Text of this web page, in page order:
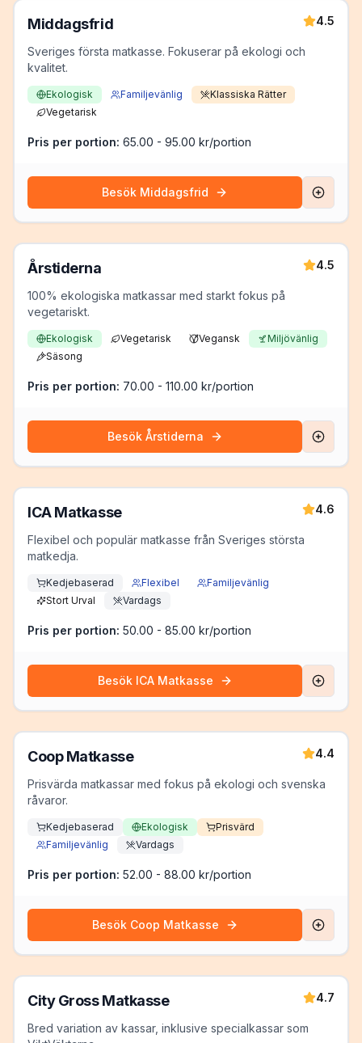
Middagsfrid 4.5
Sveriges första matkasse. Fokuserar på ekologi och
kvalitet.
Ekologisk Familjevänlig
Klassiska Rätter
Vegetarisk
Pris per portion: 65.00 - 95.00 kr/portion
Besök Middagsfrid
Årstiderna 4.5
100% ekologiska matkassar med starkt fokus på
vegetariskt.
Ekologisk Vegetarisk Vegansk
Miljövänlig
Säsong
Pris per portion: 70.00 - 110.00 kr/portion
Besök Årstiderna
ICA Matkasse 4.6
Flexibel och populär matkasse från Sveriges största
matkedja.
Kedjebaserad Flexibel
Familjevänlig
Stort Urval
Vardags
Pris per portion: 50.00 - 85.00 kr/portion
Besök ICA Matkasse
Coop Matkasse 4.4
Prisvärda matkassar med fokus på ekologi och svenska
råvaror.
Kedjebaserad Ekologisk
Prisvärd
Familjevänlig
Vardags
Pris per portion: 52.00 - 88.00 kr/portion
Besök Coop Matkasse
City Gross Matkasse 4.7
Bred variation av kassar, inklusive specialkassar som